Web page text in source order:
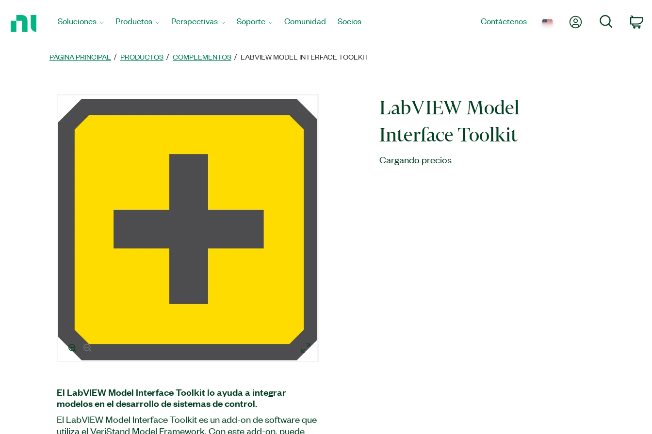
Soluciones Productos Perspectivas Soporte Comunidad Socios Contáctenos Mi cuenta Búsqueda
PÁGINA PRINCIPAL PRODUCTOS COMPLEMENTOS LABVIEW MODEL INTERFACE TOOLKIT
LabVIEW Model
Interface Toolkit
Cargando precios
El LabVIEW Model Interface Toolkit lo ayuda a integrar
modelos en el desarrollo de sistemas de control.
El LabVIEW Model Interface Toolkit es un add-on de software que
utiliza el VeriStand Model Framework. Con este add-on, puede